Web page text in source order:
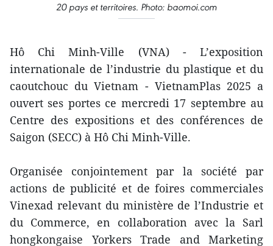
20 pays et territoires. Photo: baomoi.com
Hô Chi Minh-Ville (VNA) - L’exposition
internationale de l’industrie du plastique et du
caoutchouc du Vietnam - VietnamPlas 2025 a
ouvert ses portes ce mercredi 17 septembre au
Centre des expositions et des conférences de
Saigon (SECC) à Hô Chi Minh-Ville.
Organisée conjointement par la société par
actions de publicité et de foires commerciales
Vinexad relevant du ministère de l’Industrie et
du Commerce, en collaboration avec la Sarl
hongkongaise Yorkers Trade and Marketing